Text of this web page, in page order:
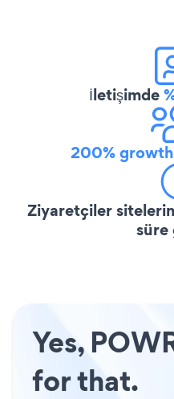
İletişimde
200% growth
Ziyaretçiler
süre
Yes,
for that.